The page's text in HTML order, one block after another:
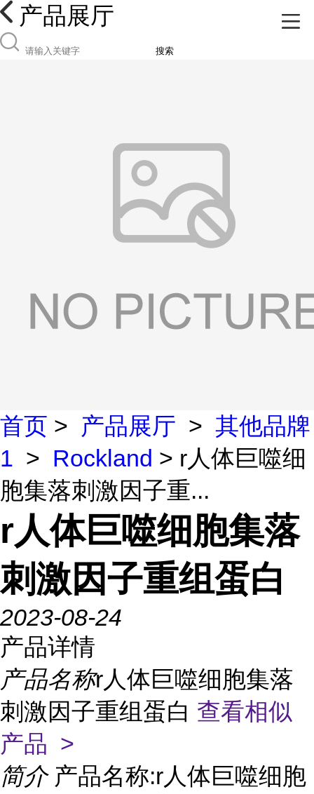
产品展厅
搜索
首页 > 产品展厅 > 其他品牌
1 > Rockland > r人体巨噬细
胞集落刺激因子重...
r人体巨噬细胞集落
刺激因子重组蛋白
2023-08-24
产品详情
产品名称r人体巨噬细胞集落
刺激因子重组蛋白 查看相似
产品 >
简介 产品名称:r人体巨噬细胞